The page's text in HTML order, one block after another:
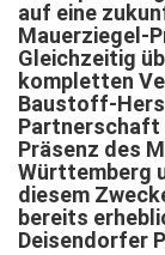
auf eine
Mauerziegel-
Gleichzeitig
kompletten
Baustoff-
Partnerschaft
Präsenz des
Württemberg
diesem
bereits
Deisendorfer